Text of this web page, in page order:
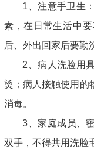
1、注意手卫生
素，在日常生活中
后、外出回家后要勤
2、病人洗脸用
烫；病人接触使用的
消毒。
3、家庭成员、
双手，不得共用洗脸